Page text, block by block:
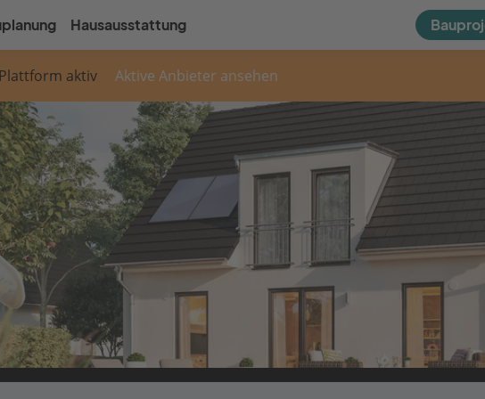
Hausausstattung
aktiv Aktive Anbieter ansehen